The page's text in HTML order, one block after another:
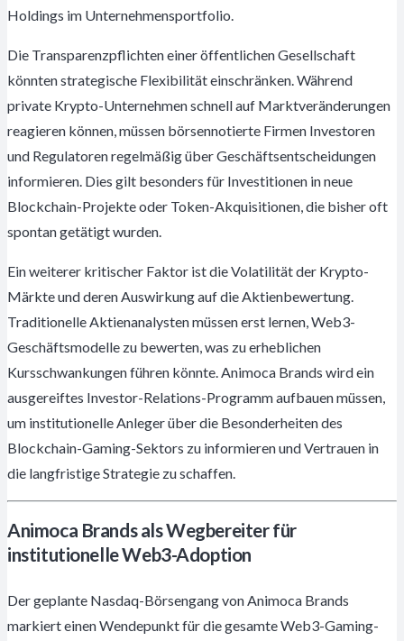
Holdings im Unternehmensportfolio.
Die Transparenzpflichten einer öffentlichen Gesellschaft
könnten strategische Flexibilität einschränken. Während
private Krypto-Unternehmen schnell auf Marktveränderungen
reagieren können, müssen börsennotierte Firmen Investoren
und Regulatoren regelmäßig über Geschäftsentscheidungen
informieren. Dies gilt besonders für Investitionen in neue
Blockchain-Projekte oder Token-Akquisitionen, die bisher oft
spontan getätigt wurden.
Ein weiterer kritischer Faktor ist die Volatilität der Krypto-
Märkte und deren Auswirkung auf die Aktienbewertung.
Traditionelle Aktienanalysten müssen erst lernen, Web3-
Geschäftsmodelle zu bewerten, was zu erheblichen
Kursschwankungen führen könnte. Animoca Brands wird ein
ausgereiftes Investor-Relations-Programm aufbauen müssen,
um institutionelle Anleger über die Besonderheiten des
Blockchain-Gaming-Sektors zu informieren und Vertrauen in
die langfristige Strategie zu schaffen.
Animoca Brands als Wegbereiter für
institutionelle Web3-Adoption
Der geplante Nasdaq-Börsengang von Animoca Brands
markiert einen Wendepunkt für die gesamte Web3-Gaming-